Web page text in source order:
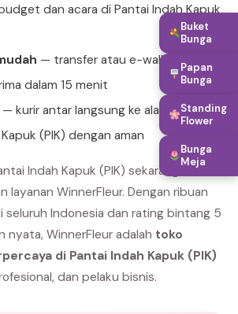
dan acara di Pantai Indah Kapuk
— transfer atau e-wallet,
dalam 15 menit
— kurir antar langsung ke alamat tujuan
(PIK) dengan aman
Indah Kapuk (PIK) sekarang dan
layanan WinnerFleur. Dengan ribuan
seluruh Indonesia dan rating bintang 5
nyata, WinnerFleur adalah toko
di Pantai Indah Kapuk (PIK)
dan pelaku bisnis.
Buket
Bunga
Papan
Bunga
Standing
Flower
Bunga
Meja